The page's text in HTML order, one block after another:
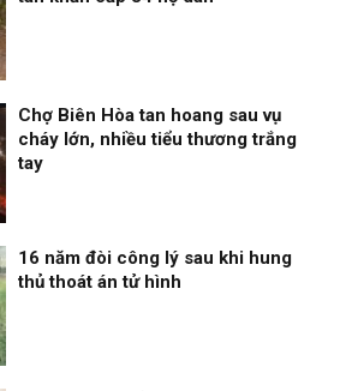
Chợ Biên Hòa tan hoang sau vụ
cháy lớn, nhiều tiểu thương trắng
tay
16 năm đòi công lý sau khi hung
thủ thoát án tử hình